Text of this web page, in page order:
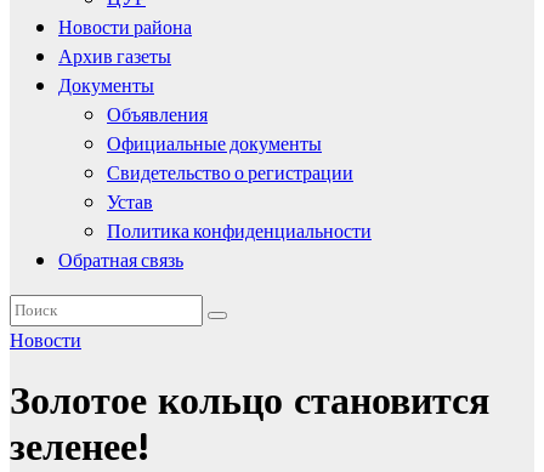
Новости района
Архив газеты
Документы
Объявления
Официальные документы
Свидетельство о регистрации
Устав
Политика конфиденциальности
Обратная связь
Новости
Золотое кольцо становится
зеленее!